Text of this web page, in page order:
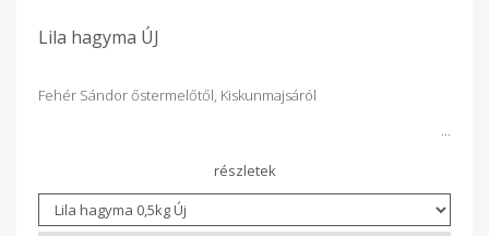
Lila hagyma ÚJ
Fehér Sándor őstermelőtől, Kiskunmajsáról